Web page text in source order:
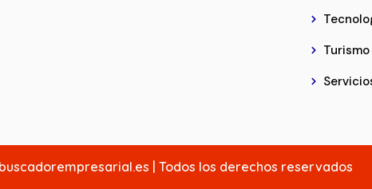
Turismo
| Todos los derechos reservados